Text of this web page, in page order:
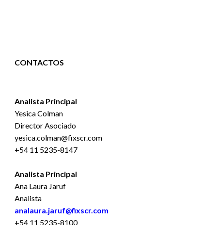
CONTACTOS
Analista Principal
Yesica Colman
Director Asociado
yesica.colman@fixscr.com
+54 11 5235-8147
Analista Principal
Ana Laura Jaruf
Analista
analaura.jaruf@fixscr.com
+54 11 5235-8100